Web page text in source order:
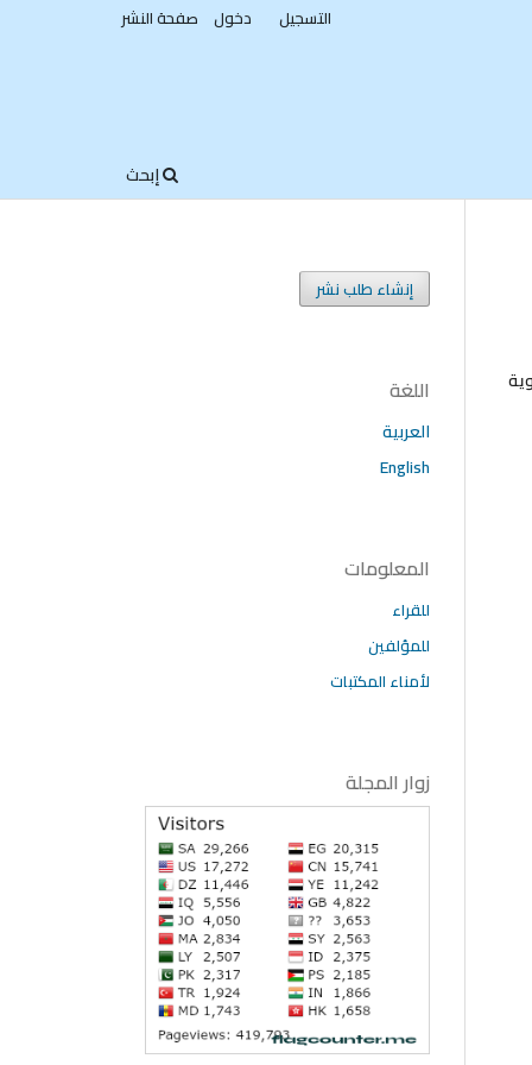
إبحث
التسجيل دخول صفحة النشر
إنشاء طلب نشر
اللغة
العربية
English
المعلومات
للقراء
للمؤلفين
لأمناء المكتبات
زوار المجلة